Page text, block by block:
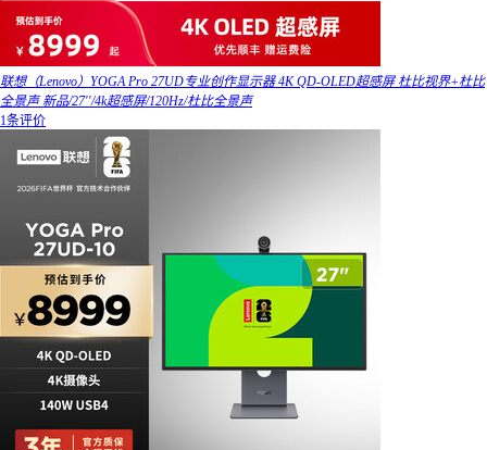
联想（Lenovo）YOGA Pro 27UD专业创作显示器 4K QD-OLED超感屏 杜比视界+杜比
全景声 新品/27''/4k超感屏/120Hz/杜比全景声
1条评价